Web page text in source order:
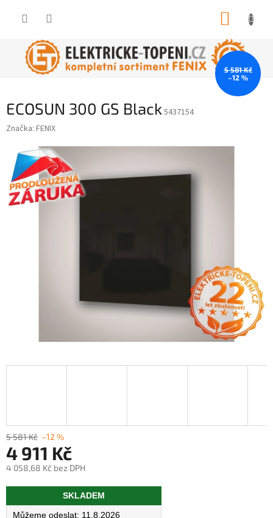
ECOSUN 300 GS Black 5437154
Značka: FENIX
5 581 Kč
–12 %
5 581 Kč –12 %
4 911 Kč
4 058,68 Kč bez DPH
Měrná
SKLADEM
11.8.2026